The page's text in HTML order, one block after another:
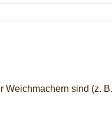
sind (z.